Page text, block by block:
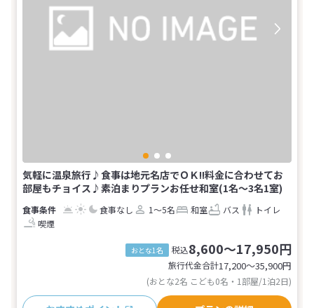
気軽に温泉旅行♪食事は地元名店でＯＫ!!料金に合わせてお
部屋もチョイス♪素泊まりプランお任せ和室(1名～3名1室)
食事なし 1～5名 和室 バス
トイレ
喫煙
おとな1名 税込8,600～17,950円
旅行代金合計17,200〜35,900円
(おとな2名 こども0名・1部屋/1泊2日)